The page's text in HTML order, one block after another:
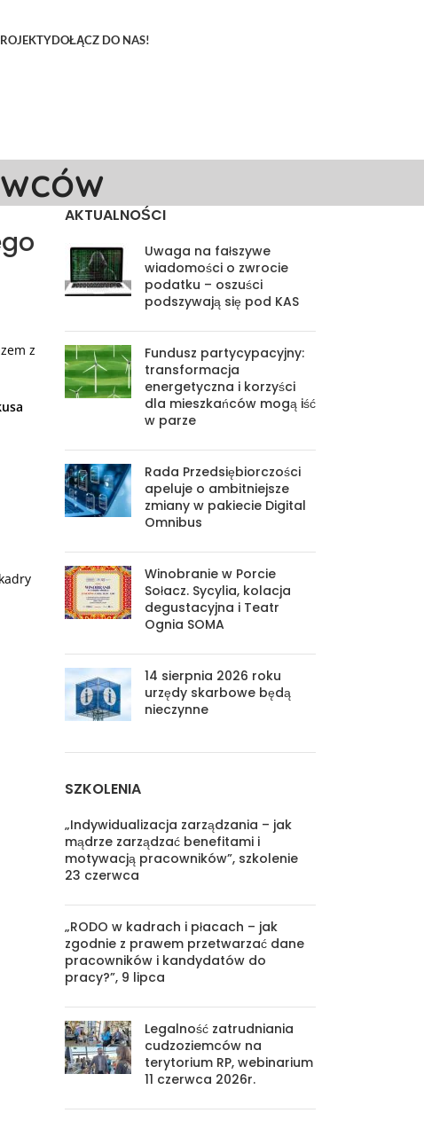
DOŁĄCZ DO NAS!
z
AKTUALNOŚCI
Uwaga na fałszywe
wiadomości o zwrocie
podatku – oszuści
podszywają się pod KAS
Fundusz partycypacyjny:
transformacja
energetyczna i korzyści
dla mieszkańców mogą iść
w parze
Rada Przedsiębiorczości
apeluje o ambitniejsze
zmiany w pakiecie Digital
Omnibus
Winobranie w Porcie
Sołacz. Sycylia, kolacja
degustacyjna i Teatr
Ognia SOMA
14 sierpnia 2026 roku
urzędy skarbowe będą
nieczynne
SZKOLENIA
„Indywidualizacja zarządzania – jak
mądrze zarządzać benefitami i
motywacją pracowników”, szkolenie
23 czerwca
„RODO w kadrach i płacach – jak
zgodnie z prawem przetwarzać dane
pracowników i kandydatów do
pracy?”, 9 lipca
Legalność zatrudniania
cudzoziemców na
terytorium RP, webinarium
11 czerwca 2026r.